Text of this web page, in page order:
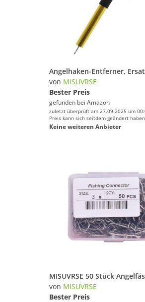
von MISUVRSE
Bester Preis
gefunden bei Amazon
zuletzt überprüft am 27.09.2025 um
Preis kann sich seitdem geändert
Keine weiteren Anbieter
von MISUVRSE
Bester Preis